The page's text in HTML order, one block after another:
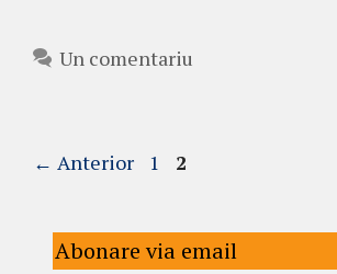
Un comentariu
← Anterior Pagina
1 Pagina
2
Abonare via email